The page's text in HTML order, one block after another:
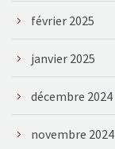
février 2025
janvier 2025
décembre 2024
novembre 2024